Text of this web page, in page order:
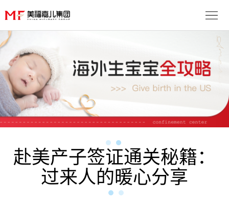
子
优
势
服
务
流
月
子
成
赴美产子签证通关秘籍：
过来人的暖心分享